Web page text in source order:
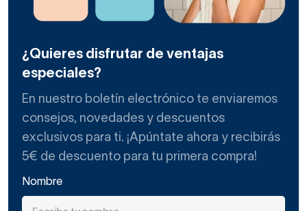
¿Quieres disfrutar de ventajas
especiales?
En nuestro boletín electrónico te enviaremos
consejos, novedades y descuentos
exclusivos para ti. ¡Apúntate ahora y recibirás
5€ de descuento para tu primera compra!
Nombre